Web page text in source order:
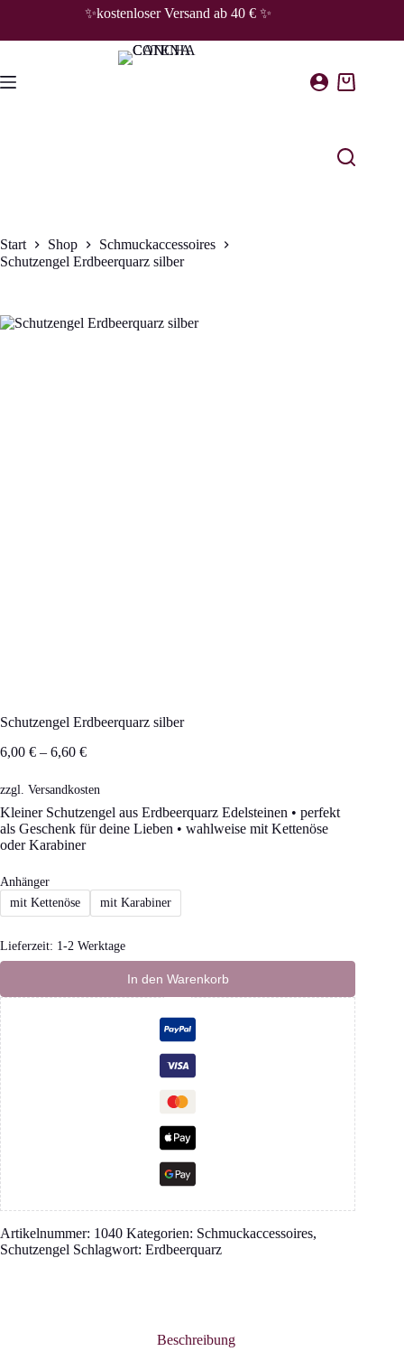
springen
✨kostenloser Versand ab 40 € ✨
Warenkorb
Start Shop
Schmuckaccessoires
Schutzengel Erdbeerquarz silber
Schutzengel Erdbeerquarz silber
6,00 € – 6,60 €
zzgl. Versandkosten
Kleiner Schutzengel aus Erdbeerquarz Edelsteinen • perfekt
als Geschenk für deine Lieben • wahlweise mit Kettenöse
oder Karabiner
Anhänger
mit Kettenöse
mit Karabiner
Lieferzeit: 1-2 Werktage
In den Warenkorb
Artikelnummer: 1040 Kategorien: Schmuckaccessoires,
Schutzengel Schlagwort: Erdbeerquarz
Beschreibung